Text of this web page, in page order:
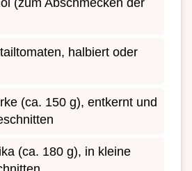
halbiert oder
(ca. 150 g), entkernt und
(ca. 180 g), in kleine